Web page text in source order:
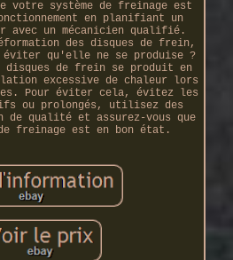
votre système de freinage est
en planifiant un
avec un mécanicien qualifié.
des disques de frein,
éviter qu'elle ne se produise ?
disques de frein se produit en
excessive de chaleur lors
Pour éviter cela, évitez les
ou prolongés, utilisez des
de qualité et assurez-vous que
freinage est en bon état.